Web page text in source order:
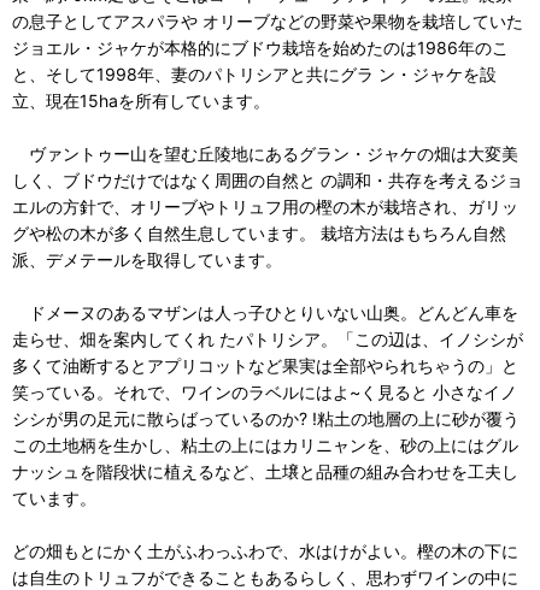
の息子としてアスパラや オリーブなどの野菜や果物を栽培していた
ジョエル・ジャケが本格的にブドウ栽培を始めたのは1986年のこ
と、そして1998年、妻のパトリシアと共にグラ ン・ジャケを設
立、現在15haを所有しています。
ヴァントゥー山を望む丘陵地にあるグラン・ジャケの畑は大変美
しく、ブドウだけではなく周囲の自然と の調和・共存を考えるジョ
エルの方針で、オリーブやトリュフ用の樫の木が栽培され、ガリッ
グや松の木が多く自然生息しています。 栽培方法はもちろん自然
派、デメテールを取得しています。
ドメーヌのあるマザンは人っ子ひとりいない山奥。どんどん車を
走らせ、畑を案内してくれ たパトリシア。「この辺は、イノシシが
多くて油断するとアプリコットなど果実は全部やられちゃうの」と
笑っている。それで、ワインのラベルにはよ~く見ると 小さなイノ
シシが男の足元に散らばっているのか? !粘土の地層の上に砂が覆う
この土地柄を生かし、粘土の上にはカリニャンを、砂の上にはグル
ナッシュを階段状に植えるなど、土壌と品種の組み合わせを工夫し
ています。
どの畑もとにかく土がふわっふわで、水はけがよい。樫の木の下に
は自生のトリュフができることもあるらしく、思わずワインの中に